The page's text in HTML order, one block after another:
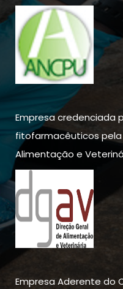
Empresa credenciada
fitofarmacêuticos pela
Alimentação e
Empresa Aderente do